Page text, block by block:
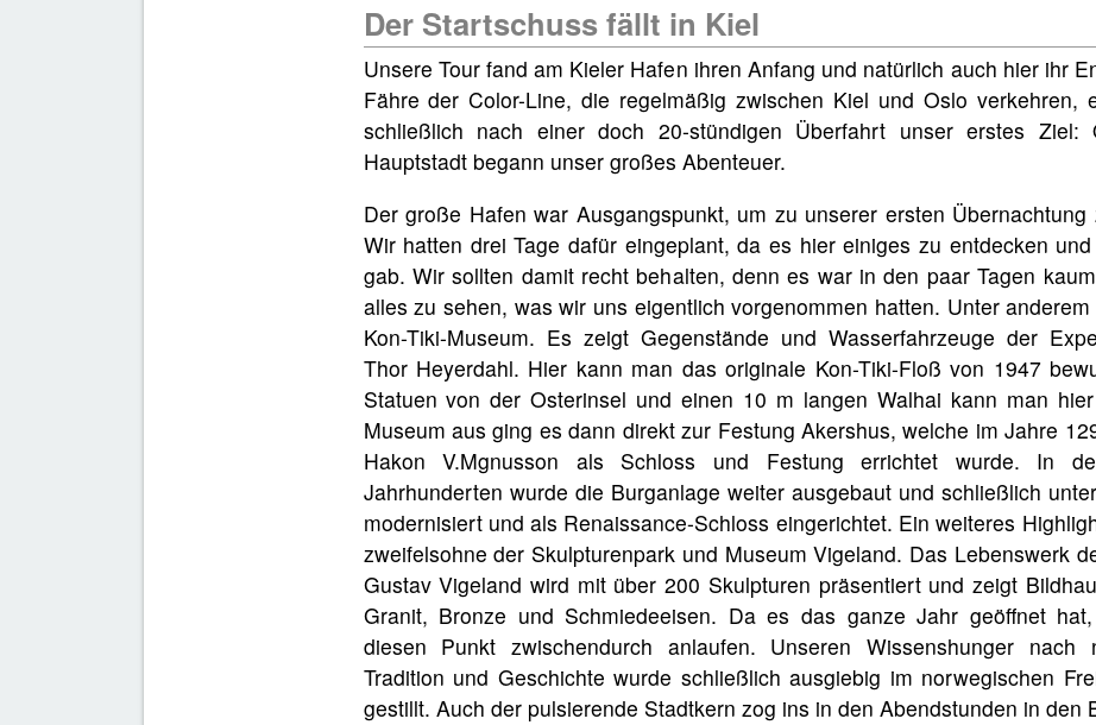
Der Startschuss fällt in Kiel
Unsere Tour fand am Kieler Hafen ihren Anfang und natürlich auch hier ihr
Fähre der Color-Line, die regelmäßig zwischen Kiel und Oslo verkehren,
schließlich nach einer doch 20-stündigen Überfahrt unser erstes
Hauptstadt begann unser großes Abenteuer.
Der große Hafen war Ausgangspunkt, um zu unserer ersten Übernachtung
Wir hatten drei Tage dafür eingeplant, da es hier einiges zu entdecken
gab. Wir sollten damit recht behalten, denn es war in den paar Tagen
alles zu sehen, was wir uns eigentlich vorgenommen hatten. Unter
Kon-Tiki-Museum. Es zeigt Gegenstände und Wasserfahrzeuge der
Thor Heyerdahl. Hier kann man das originale Kon-Tiki-Floß von 1947
Statuen von der Osterinsel und einen 10 m langen Walhai kann man
Museum aus ging es dann direkt zur Festung Akershus, welche im Jahre
Hakon V.Mgnusson als Schloss und Festung errichtet wurde. In
Jahrhunderten wurde die Burganlage weiter ausgebaut und schließlich
modernisiert und als Renaissance-Schloss eingerichtet. Ein weiteres
zweifelsohne der Skulpturenpark und Museum Vigeland. Das Lebenswerk
Gustav Vigeland wird mit über 200 Skulpturen präsentiert und zeigt
Granit, Bronze und Schmiedeeisen. Da es das ganze Jahr geöffnet
diesen Punkt zwischendurch anlaufen. Unseren Wissenshunger nach
Tradition und Geschichte wurde schließlich ausgiebig im norwegischen
gestillt. Auch der pulsierende Stadtkern zog ins in den Abendstunden in den